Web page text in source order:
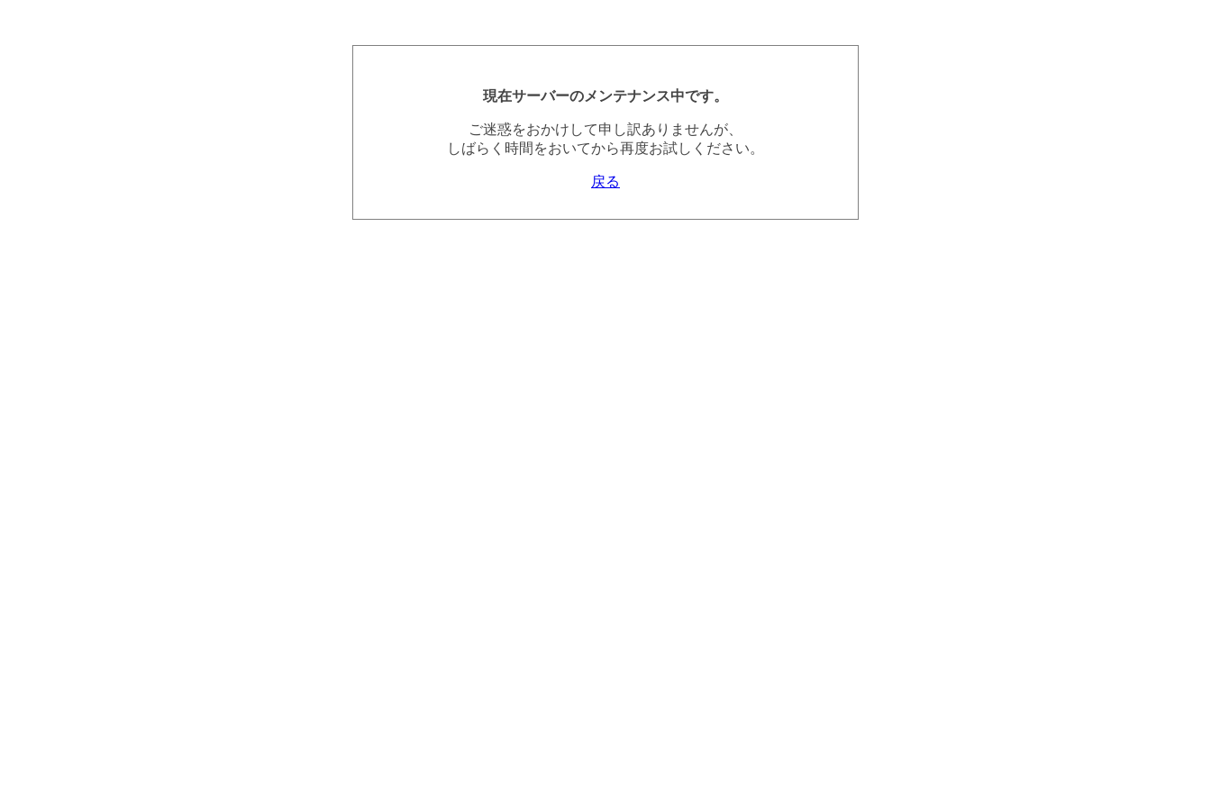
現在サーバーのメンテナンス中です。
ご迷惑をおかけして申し訳ありませんが、
しばらく時間をおいてから再度お試しください。
戻る